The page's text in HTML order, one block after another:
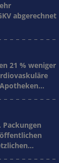
abgerechnet
21 % weniger
Packungen